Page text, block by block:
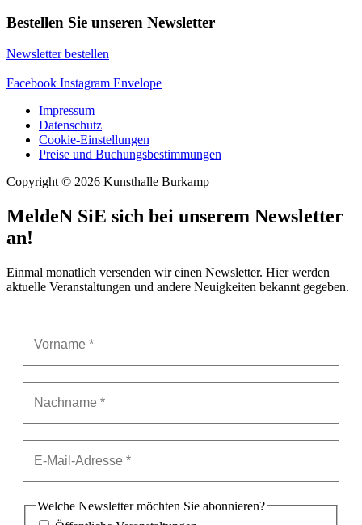
Bestellen Sie unseren Newsletter
Newsletter bestellen
Facebook Instagram Envelope
Impressum
Datenschutz
Cookie-Einstellungen
Preise und Buchungsbestimmungen
Copyright © 2026 Kunsthalle Burkamp
MeldeN SiE sich bei unserem Newsletter
an!
Einmal monatlich versenden wir einen Newsletter. Hier werden
aktuelle Veranstaltungen und andere Neuigkeiten bekannt gegeben.
Welche Newsletter möchten Sie abonnieren?